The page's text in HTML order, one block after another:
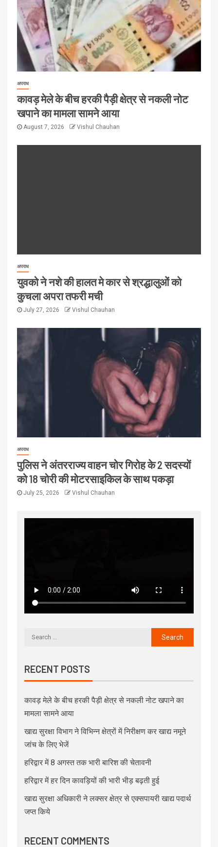
अपराध
कावड़ मेले के बीच हरकी पैड़ी क्षेत्र से नकली नोट
खपाने का मामला सामने आया
August 7, 2026 Vishul Chauhan
अपराध
युवको ने नशे की हालत मे कार से श्रद्धालुओं को
कुचला अपरा तफरी मची
July 27, 2026 Vishul Chauhan
अपराध
पुलिस ने अंतरराज्य वाहन चोर गिरोह के 2 सदस्यों
को 18 चोरी की मोटरसाइकिल के साथ पकड़ा
July 25, 2026 Vishul Chauhan
RECENT POSTS
कावड़ मेले के बीच हरकी पैड़ी क्षेत्र से नकली नोट खपाने का
मामला सामने आया
खाद्य सुरक्षा विभाग ने विभिन्न क्षेत्रों में निरीक्षण कर खाद्य नमूने
जांच के लिए भेजें
हरिद्वार में 8 अगस्त तक भारी बारिश की चेतावनी
हरिद्वार में हर दिन कावड़ियों की भारी भीड़ बढ़ती हुई
खाद्य सुरक्षा अधिकारी ने लक्सर क्षेत्र से एक्सपायरी खाद्य पदार्थ
जप्त किये
RECENT COMMENTS